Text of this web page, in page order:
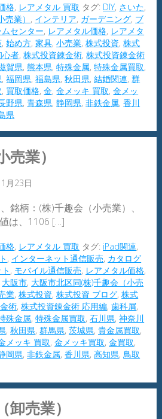
格, レアメタル 買取 タグ: DIY, さいた,
業） , インテリア, ガーデニング, ブ
センター, レアメタル価格, レアメタ
,始め方,家具,小売業,株式投資,株式
心者,株式投資錬金術,株式投資錬金術
賀県,熊本県,特殊金属,特殊金属買取,
,福岡県,福島県,秋田県,結婚関連,群
, 買取価格,金,金メッキ 買取,金メッ
野県,青森県,静岡県,非鉄金属,香川
県
業）
月23日
銘柄：(株)千趣会（小売業）、
は、1106 […]
格, レアメタル 買取 タグ: iPad関連,
, インターネット通信販売, カタログ
, モバイル通信販売, レアメタル価格,
大阪市, 大阪市北区同(株)千趣会（小売
業,株式投資,株式投資 ブログ,株式
術,株式投資錬金術 応用編,歯科屑,
殊金属,特殊金属買取,石川県,神奈川
,秋田県,群馬県,茨城県,貴金属買取,
メッキ 買取,金メッキ買取,金買取,
岡県,非鉄金属,香川県,高知県,鳥取
売業）